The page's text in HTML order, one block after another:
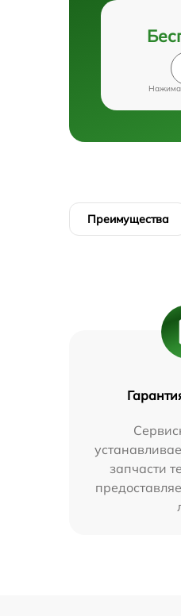
Преимущества
запчасти